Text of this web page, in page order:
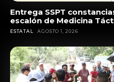
Entrega SSPT
escalón de Medicina
ESTATAL AGOSTO 1, 2026